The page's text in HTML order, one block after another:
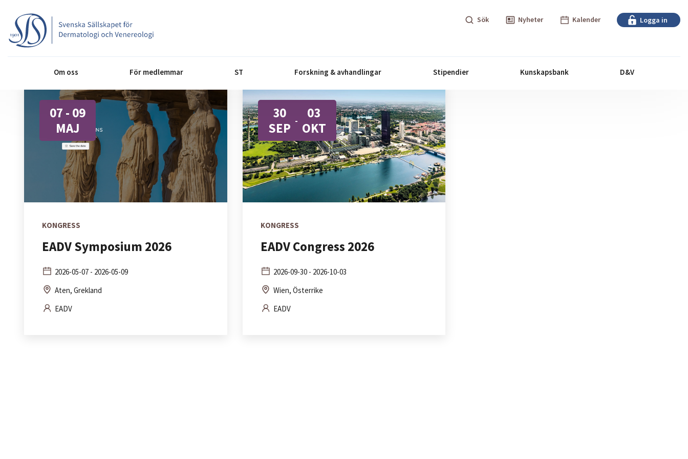
Sök Nyheter Kalender Logga in
Om oss För medlemmar ST Forskning & avhandlingar Stipendier Kunskapsbank D&V
07 - 09
MAJ
KONGRESS
EADV Symposium 2026
2026-05-07 - 2026-05-09
Aten, Grekland
EADV
30
SEP -
03
OKT
KONGRESS
EADV Congress 2026
2026-09-30 - 2026-10-03
Wien, Österrike
EADV